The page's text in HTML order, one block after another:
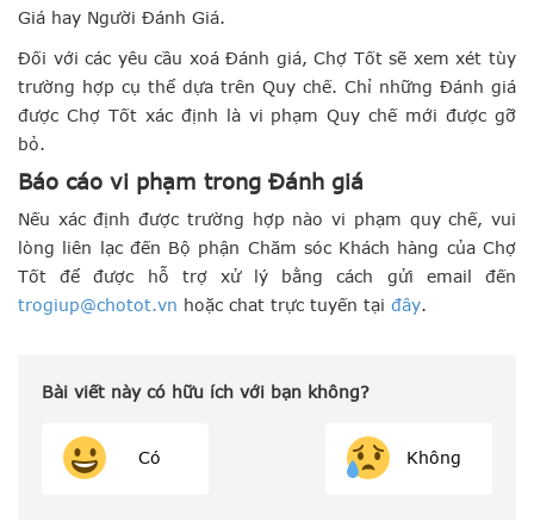
Giá hay Người Đánh Giá.
Đối với các yêu cầu xoá Đánh giá, Chợ Tốt sẽ xem xét tùy
trường hợp cụ thể dựa trên Quy chế. Chỉ những Đánh giá
được Chợ Tốt xác định là vi phạm Quy chế mới được gỡ
bỏ.
Báo cáo vi phạm trong Đánh giá
Nếu xác định được trường hợp nào vi phạm quy chế, vui
lòng liên lạc đến Bộ phận Chăm sóc Khách hàng của Chợ
Tốt để được hỗ trợ xử lý bằng cách gửi email đến
trogiup@chotot.vn hoặc chat trực tuyến tại đây.
Bài viết này có hữu ích với bạn không?
Có Không